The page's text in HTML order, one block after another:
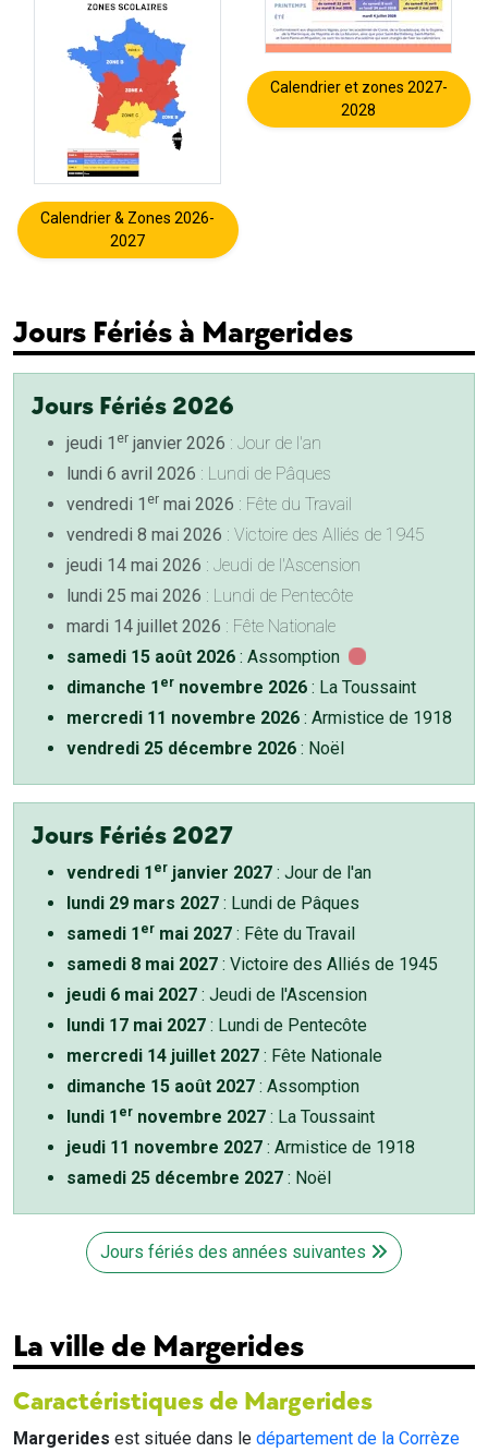
Calendrier & Zones 2026-
2027
Calendrier et zones 2027-
2028
Jours Fériés à Margerides
Jours Fériés 2026
jeudi 1 er janvier 2026 : Jour de l'an
lundi 6 avril 2026 : Lundi de Pâques
vendredi 1 er mai 2026 : Fête du Travail
vendredi 8 mai 2026 : Victoire des Alliés de 1945
jeudi 14 mai 2026 : Jeudi de l'Ascension
lundi 25 mai 2026 : Lundi de Pentecôte
mardi 14 juillet 2026 : Fête Nationale
samedi 15 août 2026 : Assomption
dimanche 1 er novembre 2026 : La Toussaint
mercredi 11 novembre 2026 : Armistice de 1918
vendredi 25 décembre 2026 : Noël
Jours Fériés 2027
vendredi 1 er janvier 2027 : Jour de l'an
lundi 29 mars 2027 : Lundi de Pâques
samedi 1 er mai 2027 : Fête du Travail
samedi 8 mai 2027 : Victoire des Alliés de 1945
jeudi 6 mai 2027 : Jeudi de l'Ascension
lundi 17 mai 2027 : Lundi de Pentecôte
mercredi 14 juillet 2027 : Fête Nationale
dimanche 15 août 2027 : Assomption
lundi 1 er novembre 2027 : La Toussaint
jeudi 11 novembre 2027 : Armistice de 1918
samedi 25 décembre 2027 : Noël
Jours fériés des années suivantes
La ville de Margerides
Caractéristiques de Margerides
Margerides est située dans le département de la Corrèze